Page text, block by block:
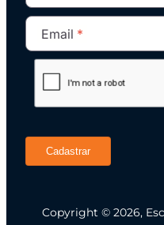
Email
Cadastrar
Copyright © 2026,